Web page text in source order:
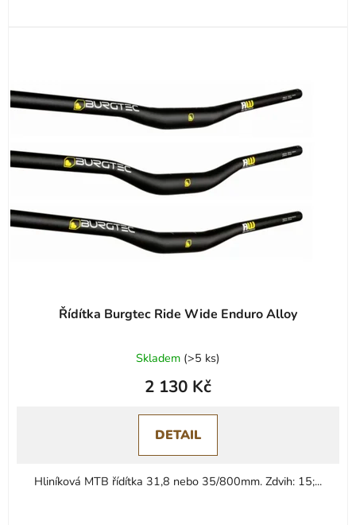
Řídítka Burgtec Ride Wide Enduro Alloy
Skladem (>5 ks)
2 130 Kč
DETAIL
Hliníková MTB řídítka 31,8 nebo 35/800mm. Zdvih: 15;...